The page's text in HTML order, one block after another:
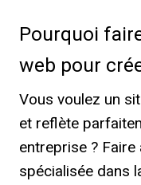
Pourquoi
web pour
Vous voulez un
et reflète
entreprise ? Faire
spécialisée dans